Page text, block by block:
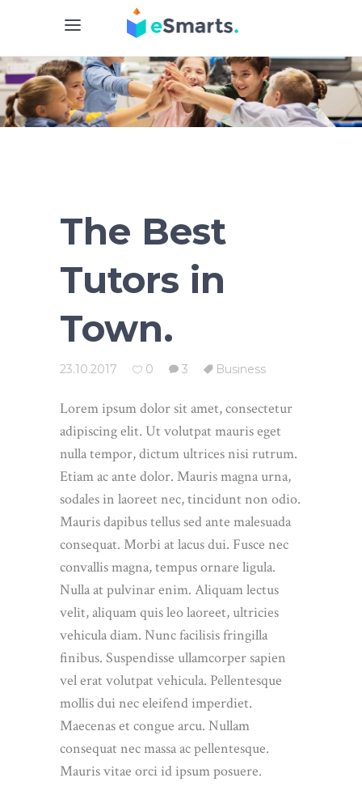
The Best
Tutors in
Town.
23.10.2017 0 3 Business
Lorem ipsum dolor sit amet, consectetur
adipiscing elit. Ut volutpat mauris eget
nulla tempor, dictum ultrices nisi rutrum.
Etiam ac ante dolor. Mauris magna urna,
sodales in laoreet nec, tincidunt non odio.
Mauris dapibus tellus sed ante malesuada
consequat. Morbi at lacus dui. Fusce nec
convallis magna, tempus ornare ligula.
Nulla at pulvinar enim. Aliquam lectus
velit, aliquam quis leo laoreet, ultricies
vehicula diam. Nunc facilisis fringilla
finibus. Suspendisse ullamcorper sapien
vel erat volutpat vehicula. Pellentesque
mollis dui nec eleifend imperdiet.
Maecenas et congue arcu. Nullam
consequat nec massa ac pellentesque.
Mauris vitae orci id ipsum posuere.